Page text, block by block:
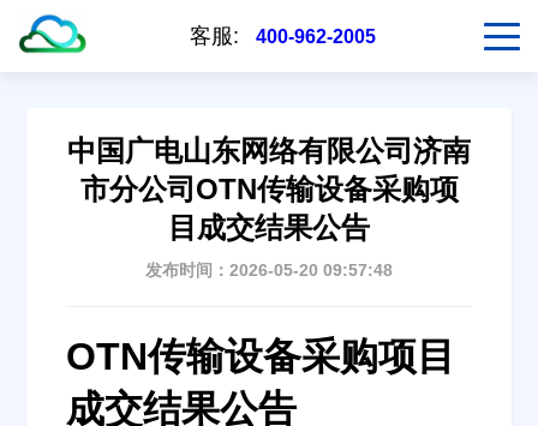
客服: 400-962-2005
中国广电山东网络有限公司济南
市分公司OTN传输设备采购项
目成交结果公告
发布时间：2026-05-20 09:57:48
OTN传输设备采购项目
成交结果公告